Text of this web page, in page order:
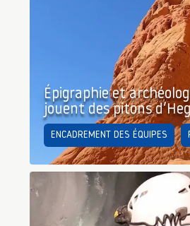
Épigraphie et
jouent des pitons
ENCADREMENT DES ÉQUIPES